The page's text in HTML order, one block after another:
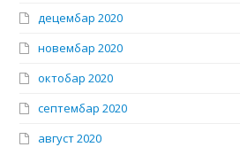
децембар 2020
новембар 2020
октобар 2020
септембар 2020
август 2020